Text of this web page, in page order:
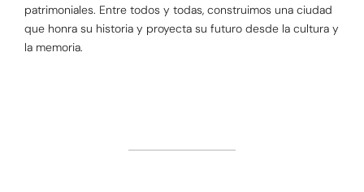
patrimoniales. Entre todos y todas, construimos una ciudad
que honra su historia y proyecta su futuro desde la cultura y
la memoria.